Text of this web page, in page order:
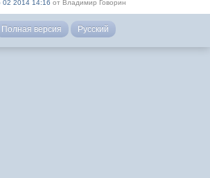
02 2014 14:16 от Владимир Говорин
Полная версия Русский